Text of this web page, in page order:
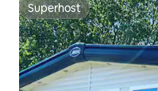
Superhost
Superhost